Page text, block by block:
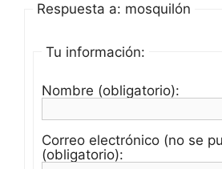
Respuesta a: mosquilón
Tu información:
Nombre (obligatorio):
Correo electrónico (no se
(obligatorio):